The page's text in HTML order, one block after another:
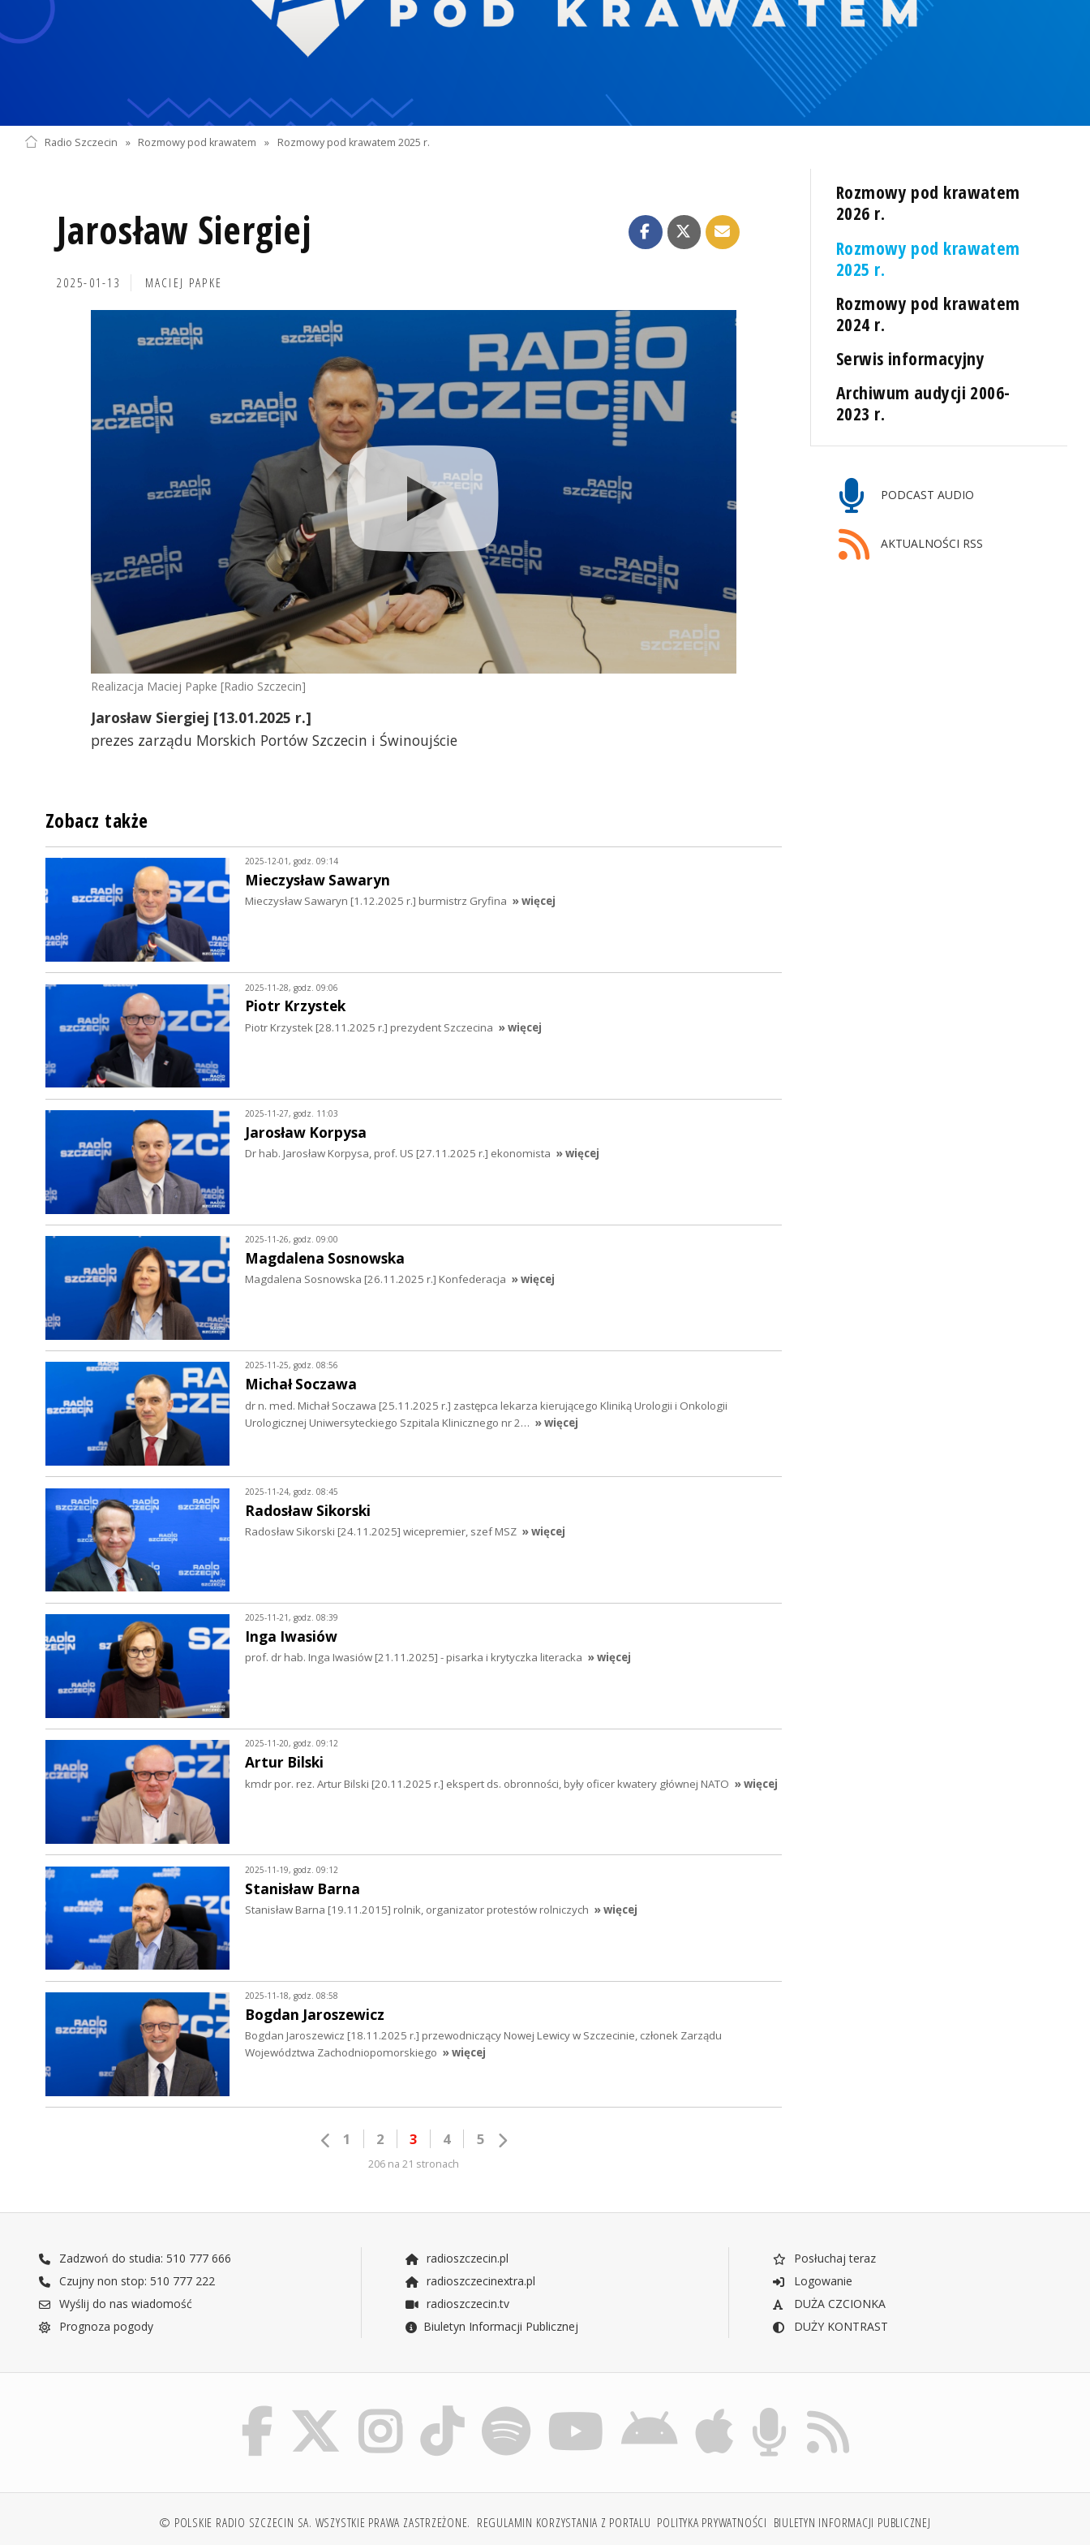
Radio Szczecin » Rozmowy pod krawatem » Rozmowy pod krawatem 2025 r.
Jarosław Siergiej
2025-01-13 MACIEJ PAPKE
Realizacja Maciej Papke [Radio Szczecin]
Jarosław Siergiej [13.01.2025 r.]
prezes zarządu Morskich Portów Szczecin i Świnoujście
Rozmowy pod krawatem
2026 r.
Rozmowy pod krawatem
2025 r.
Rozmowy pod krawatem
2024 r.
Serwis informacyjny
Archiwum audycji 2006-
2023 r.
PODCAST AUDIO
AKTUALNOŚCI RSS
Zobacz także
2025-12-01, godz. 09:14
Mieczysław Sawaryn
Mieczysław Sawaryn [1.12.2025 r.] burmistrz Gryfina » więcej
2025-11-28, godz. 09:06
Piotr Krzystek
Piotr Krzystek [28.11.2025 r.] prezydent Szczecina » więcej
2025-11-27, godz. 11:03
Jarosław Korpysa
Dr hab. Jarosław Korpysa, prof. US [27.11.2025 r.] ekonomista » więcej
2025-11-26, godz. 09:00
Magdalena Sosnowska
Magdalena Sosnowska [26.11.2025 r.] Konfederacja » więcej
2025-11-25, godz. 08:56
Michał Soczawa
dr n. med. Michał Soczawa [25.11.2025 r.] zastępca lekarza kierującego Kliniką Urologii i Onkologii
Urologicznej Uniwersyteckiego Szpitala Klinicznego nr 2… » więcej
2025-11-24, godz. 08:45
Radosław Sikorski
Radosław Sikorski [24.11.2025] wicepremier, szef MSZ » więcej
2025-11-21, godz. 08:39
Inga Iwasiów
prof. dr hab. Inga Iwasiów [21.11.2025] - pisarka i krytyczka literacka » więcej
2025-11-20, godz. 09:12
Artur Bilski
kmdr por. rez. Artur Bilski [20.11.2025 r.] ekspert ds. obronności, były oficer kwatery głównej NATO » więcej
2025-11-19, godz. 09:12
Stanisław Barna
Stanisław Barna [19.11.2015] rolnik, organizator protestów rolniczych » więcej
2025-11-18, godz. 08:58
Bogdan Jaroszewicz
Bogdan Jaroszewicz [18.11.2025 r.] przewodniczący Nowej Lewicy w Szczecinie, członek Zarządu
Województwa Zachodniopomorskiego » więcej
1 2 3 4 5
206 na 21 stronach
Zadzwoń do studia: 510 777 666
Czujny non stop: 510 777 222
Wyślij do nas wiadomość
Prognoza pogody
radioszczecin.pl
radioszczecinextra.pl
radioszczecin.tv
Biuletyn Informacji Publicznej
Posłuchaj teraz
Logowanie
DUŻA CZCIONKA
DUŻY KONTRAST
© POLSKIE RADIO SZCZECIN SA. WSZYSTKIE PRAWA ZASTRZEŻONE. REGULAMIN KORZYSTANIA Z PORTALU POLITYKA PRYWATNOŚCI BIULETYN INFORMACJI PUBLICZNEJ